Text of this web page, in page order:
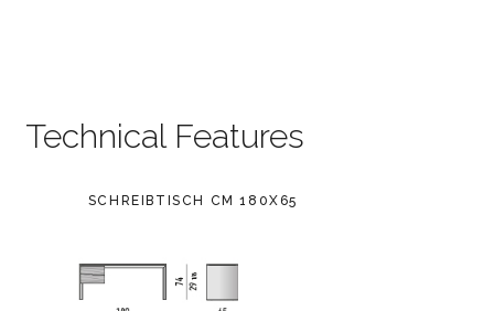
Technical Features
SCHREIBTISCH CM 180X65